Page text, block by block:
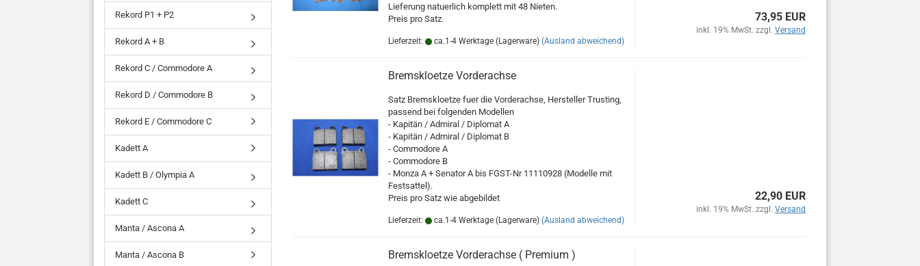
Lieferung natuerlich komplett mit 48 Nieten.
Preis pro Satz.
Lieferzeit: ca.1-4 Werktage (Lagerware) (Ausland abweichend)
73,95 EUR
inkl. 19% MwSt. zzgl. Versand
Bremskloetze Vorderachse
Satz Bremskloetze fuer die Vorderachse, Hersteller Trusting,
passend bei folgenden Modellen
- Kapitän / Admiral / Diplomat A
- Kapitän / Admiral / Diplomat B
- Commodore A
- Commodore B
- Monza A + Senator A bis FGST-Nr 11110928 (Modelle mit
Festsattel).
Preis pro Satz wie abgebildet
Lieferzeit: ca.1-4 Werktage (Lagerware) (Ausland abweichend)
22,90 EUR
inkl. 19% MwSt. zzgl. Versand
Bremskloetze Vorderachse ( Premium )
Rekord P1 + P2
Rekord A + B
Rekord C / Commodore A
Rekord D / Commodore B
Rekord E / Commodore C
Kadett A
Kadett B / Olympia A
Kadett C
Manta / Ascona A
Manta / Ascona B